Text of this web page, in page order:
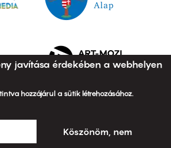
javítása érdekében a webhelyen
hozzájárul a sütik létrehozásához.
Köszönöm, nem